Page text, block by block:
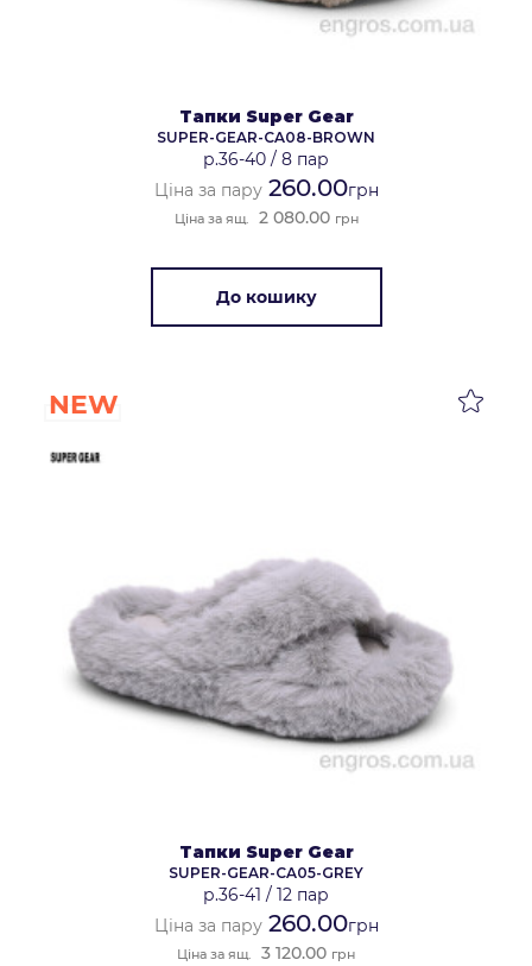
Тапки Super Gear
SUPER-GEAR-CA08-BROWN
р.36-40 / 8 пар
Ціна за пару260.00грн
Ціна за ящ. 2 080.00 грн
До кошику
NEW
Тапки Super Gear
SUPER-GEAR-CA05-GREY
р.36-41 / 12 пар
Ціна за пару260.00грн
Ціна за ящ. 3 120.00 грн